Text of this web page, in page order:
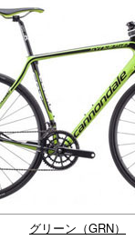
グリーン（GRN）